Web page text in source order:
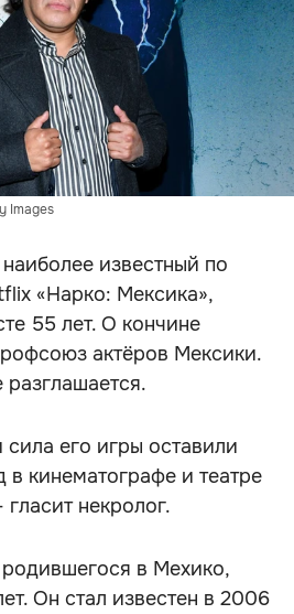
Images
известный по
«Нарко: Мексика»,
55 лет. О кончине
актёров Мексики.
сила его игры оставили
в кинематографе и театре
некролог.
в Мехико,
Он стал известен в 2006